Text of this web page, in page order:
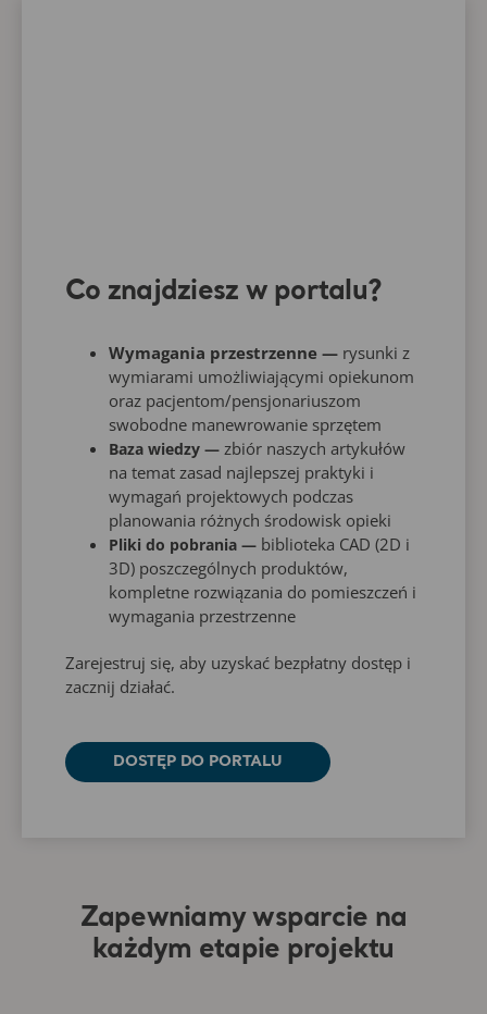
Co znajdziesz w portalu?
Wymagania przestrzenne — rysunki z
wymiarami umożliwiającymi opiekunom
oraz pacjentom/pensjonariuszom
swobodne manewrowanie sprzętem
Baza wiedzy — zbiór naszych artykułów
na temat zasad najlepszej praktyki i
wymagań projektowych podczas
planowania różnych środowisk opieki
Pliki do pobrania — biblioteka CAD (2D i
3D) poszczególnych produktów,
kompletne rozwiązania do pomieszczeń i
wymagania przestrzenne
Zarejestruj się, aby uzyskać bezpłatny dostęp i
zacznij działać.
DOSTĘP DO PORTALU
Zapewniamy wsparcie na
każdym etapie projektu